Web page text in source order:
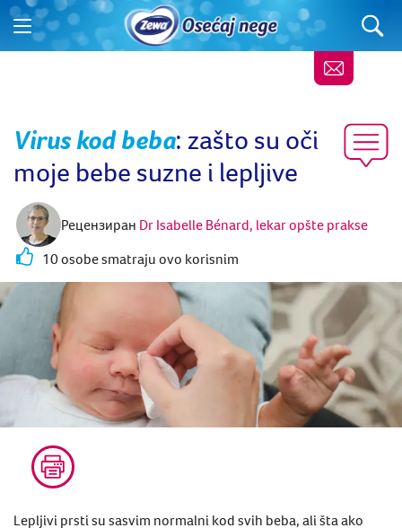
Virus kod beba: zašto su oči
moje bebe suzne i lepljive
Рецензиран Dr Isabelle Bénard, lekar opšte prakse
10 osobe smatraju ovo korisnim
Lepljivi prsti su sasvim normalni kod svih beba, ali šta ako